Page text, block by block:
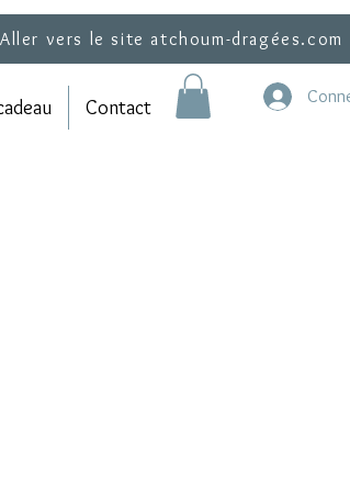
Contact
Aller vers le site atchoum-dragées.com